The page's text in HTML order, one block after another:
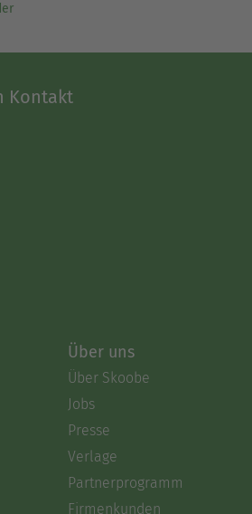
Kontakt
Über uns
Über Skoobe
Jobs
Presse
Verlage
Partnerprogramm
Firmenkunden